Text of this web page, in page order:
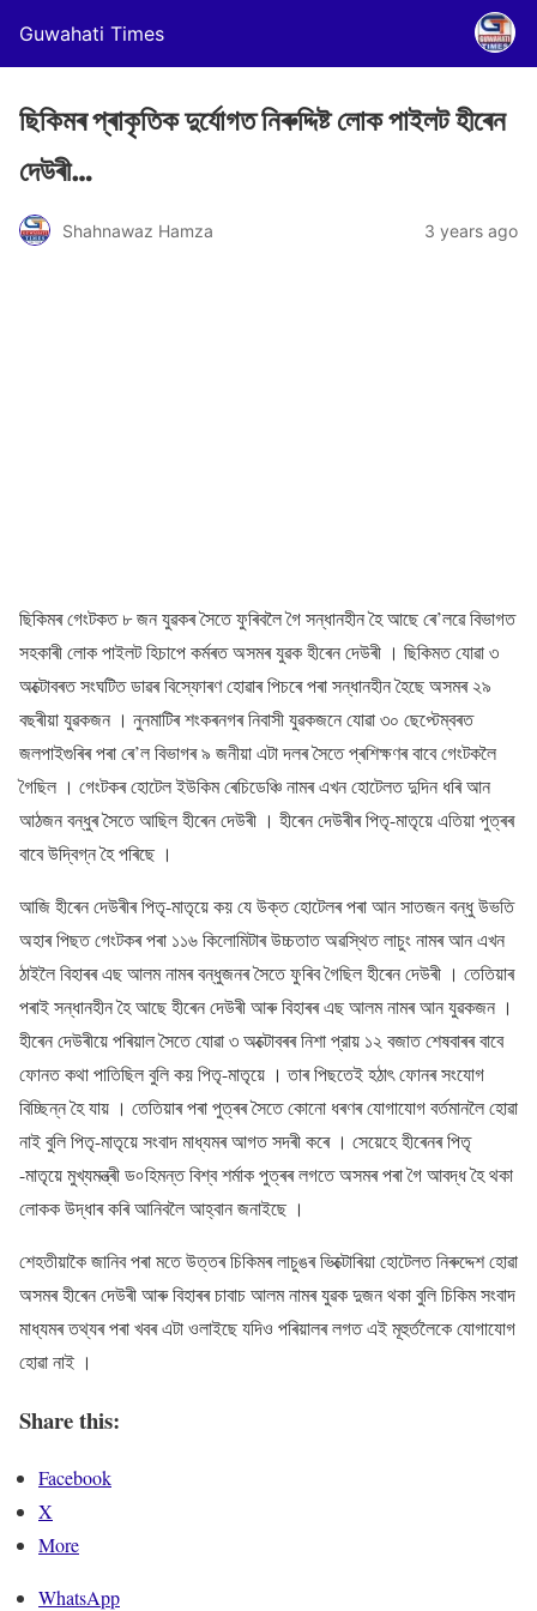
Guwahati Times
ছিকিমৰ প্ৰাকৃতিক দুৰ্যোগত নিৰুদ্দিষ্ট লোক পাইলট হীৰেন
দেউৰী…
Shahnawaz Hamza 3 years ago
ছিকিমৰ গেংটকত ৮ জন যুৱকৰ সৈতে ফুৰিবলৈ গৈ সন্ধানহীন হৈ আছে ৰে’লৱে বিভাগত
সহকাৰী লোক পাইলট হিচাপে কৰ্মৰত অসমৰ যুৱক হীৰেন দেউৰী । ছিকিমত যোৱা ৩
অক্টোবৰত সংঘটিত ডাৱৰ বিস্ফোৰণ হোৱাৰ পিচৰে পৰা সন্ধানহীন হৈছে অসমৰ ২৯
বছৰীয়া যুৱকজন । নুনমাটিৰ শংকৰনগৰ নিবাসী যুৱকজনে যোৱা ৩০ ছেপ্টেম্বৰত
জলপাইগুৰিৰ পৰা ৰে’ল বিভাগৰ ৯ জনীয়া এটা দলৰ সৈতে প্ৰশিক্ষণৰ বাবে গেংটকলৈ
গৈছিল । গেংটকৰ হোটেল ইউকিম ৰেচিডেঞ্চি নামৰ এখন হোটেলত দুদিন ধৰি আন
আঠজন বন্ধুৰ সৈতে আছিল হীৰেন দেউৰী । হীৰেন দেউৰীৰ পিতৃ-মাতৃয়ে এতিয়া পুত্ৰৰ
বাবে উদ্বিগ্ন হৈ পৰিছে ।
আজি হীৰেন দেউৰীৰ পিতৃ-মাতৃয়ে কয় যে উক্ত হোটেলৰ পৰা আন সাতজন বন্ধু উভতি
অহাৰ পিছত গেংটকৰ পৰা ১১৬ কিলোমিটাৰ উচ্চতাত অৱস্থিত লাচুং নামৰ আন এখন
ঠাইলৈ বিহাৰৰ এছ আলম নামৰ বন্ধুজনৰ সৈতে ফুৰিব গৈছিল হীৰেন দেউৰী । তেতিয়াৰ
পৰাই সন্ধানহীন হৈ আছে হীৰেন দেউৰী আৰু বিহাৰৰ এছ আলম নামৰ আন যুৱকজন ।
হীৰেন দেউৰীয়ে পৰিয়াল সৈতে যোৱা ৩ অক্টোবৰৰ নিশা প্রায় ১২ বজাত শেষবাৰৰ বাবে
ফোনত কথা পাতিছিল বুলি কয় পিতৃ-মাতৃয়ে । তাৰ পিছতেই হঠাৎ ফোনৰ সংযোগ
বিচ্ছিন্ন হৈ যায় । তেতিয়াৰ পৰা পুত্ৰৰ সৈতে কোনো ধৰণৰ যোগাযোগ বৰ্তমানলৈ হোৱা
নাই বুলি পিতৃ-মাতৃয়ে সংবাদ মাধ্যমৰ আগত সদৰী কৰে । সেয়েহে হীৰেনৰ পিতৃ
-মাতৃয়ে মুখ্যমন্ত্ৰী ড৹ হিমন্ত বিশ্ব শৰ্মাক পুত্ৰৰ লগতে অসমৰ পৰা গৈ আবদ্ধ হৈ থকা
লোকক উদ্ধাৰ কৰি আনিবলৈ আহ্বান জনাইছে ।
শেহতীয়াকৈ জানিব পৰা মতে উত্তৰ চিকিমৰ লাচুঙৰ ভিক্টোৰিয়া হোটেলত নিৰুদ্দেশ হোৱা
অসমৰ হীৰেন দেউৰী আৰু বিহাৰৰ চাবাচ আলম নামৰ যুৱক দুজন থকা বুলি চিকিম সংবাদ
মাধ্যমৰ তথ্যৰ পৰা খবৰ এটা ওলাইছে যদিও পৰিয়ালৰ লগত এই মূহুৰ্তলৈকে যোগাযোগ
হোৱা নাই ।
Share this:
Facebook
X
More
WhatsApp